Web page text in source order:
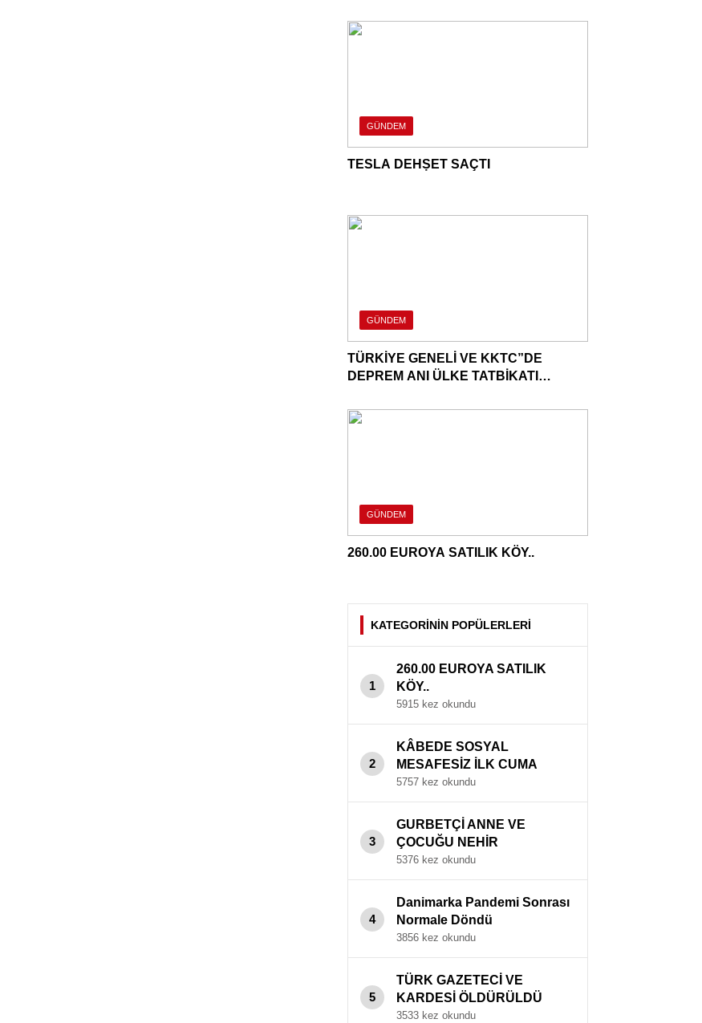
GÜNDEM
TESLA DEHṢET SAÇTI
GÜNDEM
TÜRKİYE GENELİ VE KKTC”DE
DEPREM ANI ÜLKE TATBİKATI
GÜNDEM
260.00 EUROYA SATILIK KÖY..
KATEGORİNİN POPÜLERLERİ
1
260.00 EUROYA SATILIK
KÖY..
5915 kez okundu
2
KÂBEDE SOSYAL
MESAFESİZ İLK CUMA
NAMAZI ..
5757 kez okundu
3
GURBETÇİ ANNE VE
ÇOCUĞU NEHİR
KENARINDA ÖLÜ BULUNDU
.
5376 kez okundu
4
Danimarka Pandemi Sonrası
Normale Döndü
3856 kez okundu
5
TÜRK GAZETECİ VE
KARDESİ ÖLDÜRÜLDÜ
3533 kez okundu